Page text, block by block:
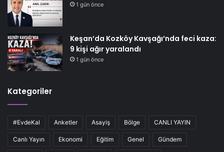
1 gün önce
Keşan’da Kozköy Kavşağı’nda feci kaza:
9 kişi ağır yaralandı
1 gün önce
Kategoriler
#EvdeKal Anketler Asayiş Bölge CANLI YAYIN
Canlı Yayın Ekonomi Eğitim Genel Gündem